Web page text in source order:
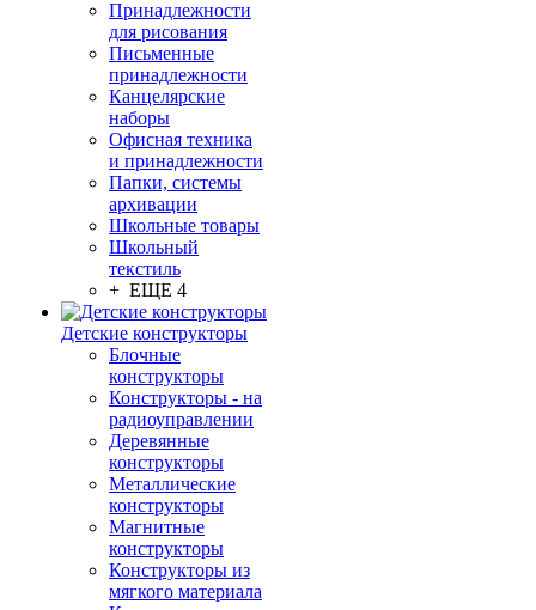
Принадлежности
для рисования
Письменные
принадлежности
Канцелярские
наборы
Офисная техника
и принадлежности
Папки, системы
архивации
Школьные товары
Школьный
текстиль
+ ЕЩЕ 4
Детские конструкторы
Блочные
конструкторы
Конструкторы - на
радиоуправлении
Деревянные
конструкторы
Металлические
конструкторы
Магнитные
конструкторы
Конструкторы из
мягкого материала